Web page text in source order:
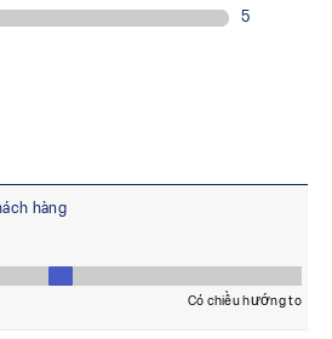
hiệu suất đệm êm và khả năng
với độ phản sáng rõ nét vào ban
và vật liệu AHARPLUS™,
trên nhiều địa hình khác nhau và
của phần thân giày được làm